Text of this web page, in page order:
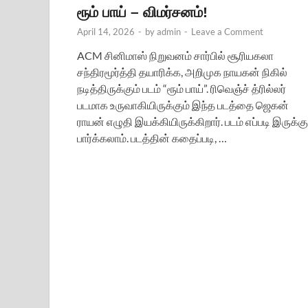
ரூம் பாய் – விமர்சனம்!
April 14, 2026 - byadmin - Leave a Comment
ACM சினிமாஸ் நிறுவனம் சார்பில் சூரியகலா
சந்திரமூர்த்தி தயாரிக்க, அறிமுக நாயகன் நிகில்
நடித்திருக்கும் படம் “ரூம் பாய்”. ரிவெஞ்ச் த்ரில்லர்
படமாக உருவாகியிருக்கும் இந்த படத்தை ஜெகன்
ராயன் எழுதி இயக்கியிருக்கிறார். படம் எப்படி
பார்க்கலாம். படத்தின் கதைப்படி, …